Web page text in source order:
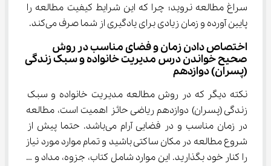
سراغ مطالعه نروید؛ چرا که این شرایط کیفیت مطالعه را
پایین آورده و زمان زیادی برای یادگیری از شما صرف می‌کند.
اختصاص دادن زمان و فضای مناسب در روش
صحیح خواندن درس مدیریت خانواده و سبک زندگی
(پسران) دوازدهم
نکته دیگر که در روش مطالعه مدیریت خانواده و سبک
زندگی (پسران) دوازدهم ریاضی حائز اهمیت است، مطالعه
در زمان مناسب و در فضایی آرام می‌باشد. حتما پیش از
شروع مطالعه در مکان ساکتی باشید و تمام موارد مورد نیاز
را کنار خود بگذارید. این موارد شامل کتاب، جزوه، مداد و …